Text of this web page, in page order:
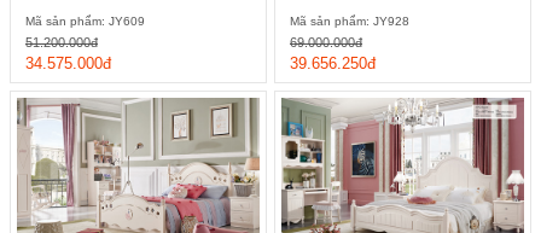
Mã sản phẩm: JY609
34.575.000đ
51.200.000đ
Mã sản phẩm: JY928
39.656.250đ
69.000.000đ